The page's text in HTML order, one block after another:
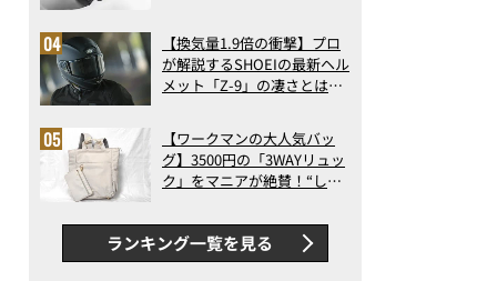
ト3】（2026年6月版）
【換気量1.9倍の衝撃】プロ
が解説するSHOEIの最新ヘル
メット「Z-9」の凄さとは？
ス【ワークマンの大人気バッ
グ】3500円の「3WAYリュッ
ク」をマニアが絶賛！“しご
判以上に優秀だった
ランキング一覧を見る